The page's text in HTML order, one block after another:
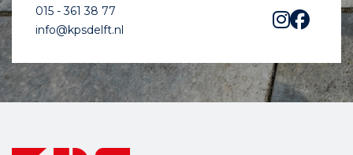
015 - 361 38 77
info@kpsdelft.nl